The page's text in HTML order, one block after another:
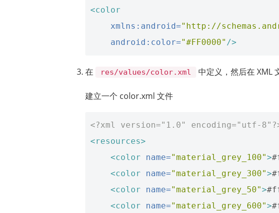
<color
xmlns:android="http://
android:color="#FF0000" />
在 res/values/color.xml 中定义，然后在 XML
建立一个 color.xml 文件
<?xml version="1.0" encoding="utf-
<resources>
<color
name="material_grey_100">
<color
name="material_grey_300">
<color
name="material_grey_50">
<color
name="material_grey_600">